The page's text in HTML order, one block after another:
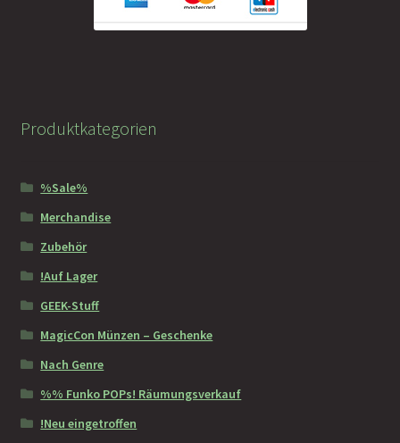
Produktkategorien
%Sale%
Merchandise
Zubehör
!Auf Lager
GEEK-Stuff
MagicCon Münzen – Geschenke
Nach Genre
%% Funko POPs! Räumungsverkauf
!Neu eingetroffen